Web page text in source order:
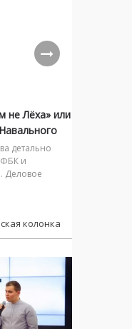
не Лёха» или
детально
и
Деловое
колонка